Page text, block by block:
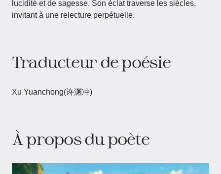
lucidité et de sagesse. Son éclat traverse les siècles,
invitant à une relecture perpétuelle.
Traducteur de poésie
Xu Yuanchong(许渊冲)
À propos du poète